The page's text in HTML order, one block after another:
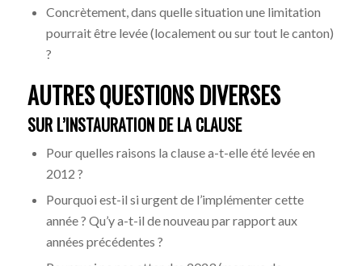
Concrètement, dans quelle situation une limitation
pourrait être levée (localement ou sur tout le canton)
?
AUTRES QUESTIONS DIVERSES
SUR L’INSTAURATION DE LA CLAUSE
Pour quelles raisons la clause a-t-elle été levée en
2012 ?
Pourquoi est-il si urgent de l’implémenter cette
année ? Qu’y a-t-il de nouveau par rapport aux
années précédentes ?